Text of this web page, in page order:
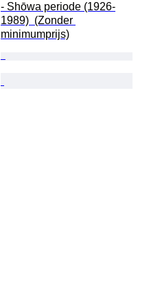
- Shōwa periode (1926-
1989)  (Zonder
minimumprijs)